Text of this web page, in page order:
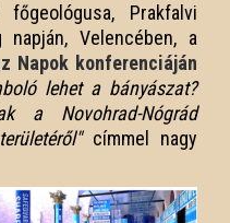
Prakfalvi
napján, Velencében, a
Napok konferenciáján
lehet a bányászat?
a Novohrad-Nógrád
címmel nagy